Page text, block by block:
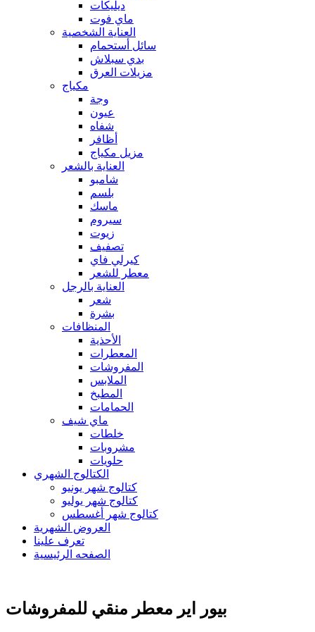
ديليكات
ماي فوت
العناية الشخصية
سائل أستحمام
بدي سبلاش
مزيلات العرق
مكياج
وجة
عيون
شفاه
أظافر
مزيل مكياج
العناية بالشعر
شامبو
بلسم
ماسك
سيروم
زيوت
تصفيف
كيرلي فاي
معطر للشعر
العناية بالرجل
شعر
بشرة
المنظافات
الأحذية
المعطرات
المفروشات
الملابس
المطبخ
الحمامات
ماي شيف
خلطات
مشروبات
حلويات
الكتالوج الشهري
كتالوج شهر يونيو
كتالوج شهر يوليو
كتالوج شهر أغسطس
العروض الشهرية
تعرف علينا
الصفحه الرئيسية
بيور اير معطر منقي للمفروشات